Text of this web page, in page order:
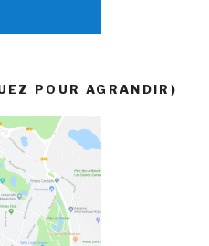
POUR AGRANDIR)